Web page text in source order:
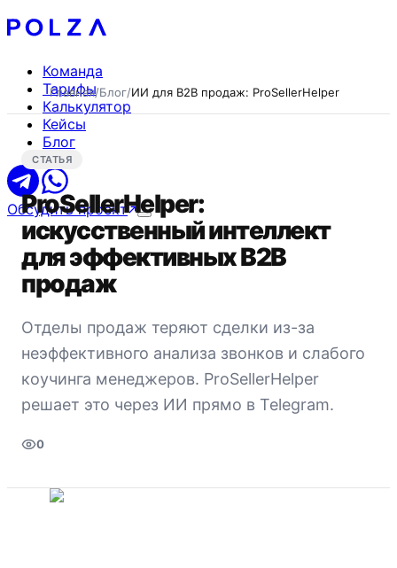
Команда
Тарифы
Калькулятор
Кейсы
Блог
Обсудить проект
Главная/Блог/ИИ для B2B продаж: ProSellerHelper
СТАТЬЯ
ProSellerHelper:
искусственный интеллект
для эффективных B2B
продаж
Отделы продаж теряют сделки из-за
неэффективного анализа звонков и слабого
коучинга менеджеров. ProSellerHelper
решает это через ИИ прямо в Telegram.
0